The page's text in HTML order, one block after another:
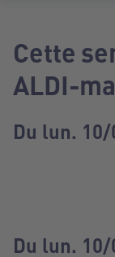
Cette
ALDI-
Du lun.
Du lun.